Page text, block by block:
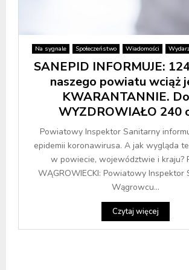
Na sygnale Społeczeństwo Wiadomości
SANEPID INFORMUJE:
naszego powiatu wciąż
KWARANTANNIE.
WYZDROWIAŁO 240
Powiatowy Inspektor Sanitarny
epidemii koronawirusa. A jak wygląda
w powiecie, województwie i kraju?
WĄGROWIECKI: Powiatowy Inspektor
Wągrowcu...
Czytaj więcej